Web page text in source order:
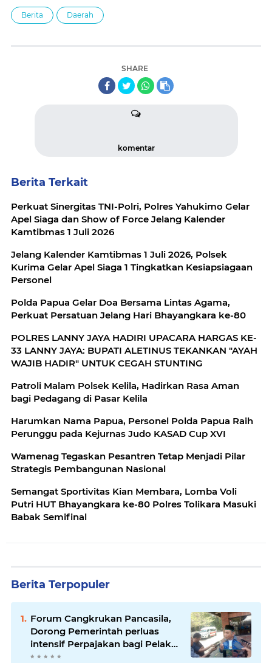
Berita Daerah
SHARE
komentar
Berita Terkait
‎Perkuat Sinergitas TNI-Polri, Polres Yahukimo Gelar
Apel Siaga dan Show of Force Jelang Kalender
‎Jelang Kalender Kamtibmas 1 Juli 2026, Polsek
Kurima Gelar Apel Siaga 1 Tingkatkan Kesiapsiagaan
Polda Papua Gelar Doa Bersama Lintas Agama,
Perkuat Persatuan Jelang Hari Bhayangkara ke-80
POLRES LANNY JAYA HADIRI UPACARA HARGAS KE-
33 LANNY JAYA: BUPATI ALETINUS TEKANKAN "AYAH
WAJIB HADIR" UNTUK CEGAH STUNTING
Patroli Malam Polsek Kelila, Hadirkan Rasa Aman
bagi Pedagang di Pasar Kelila
Harumkan Nama Papua, Personel Polda Papua Raih
Perunggu pada Kejurnas Judo KASAD Cup XVI
Wamenag Tegaskan Pesantren Tetap Menjadi Pilar
Strategis Pembangunan Nasional
Semangat Sportivitas Kian Membara, Lomba Voli
Putri HUT Bhayangkara ke-80 Polres Tolikara Masuki
Babak Semifinal
Berita Terpopuler
Forum Cangkrukan Pancasila,
Dorong Pemerintah perluas
intensif Perpajakan bagi Pelaku
Usaha UMKM.